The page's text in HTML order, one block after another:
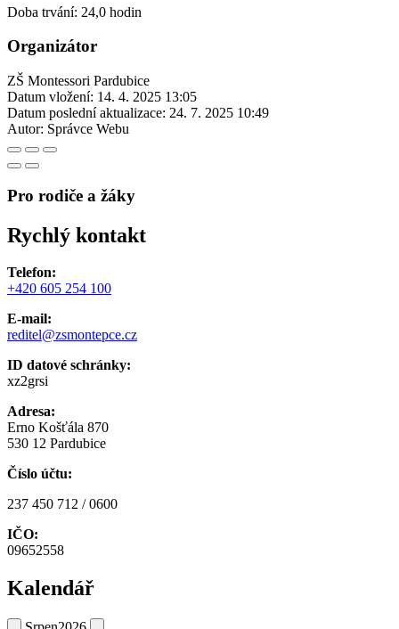
Doba trvání: 24,0 hodin
Organizátor
ZŠ Montessori Pardubice
Datum vložení: 14. 4. 2025 13:05
Datum poslední aktualizace: 24. 7. 2025 10:49
Autor: Správce Webu
Pro rodiče a žáky
Rychlý kontakt
Telefon:
+420 605 254 100
E-mail:
reditel@zsmontepce.cz
ID datové schránky:
xz2grsi
Adresa:
Erno Košťála 870
530 12 Pardubice
Číslo účtu:
237 450 712 / 0600
IČO:
09652558
Kalendář